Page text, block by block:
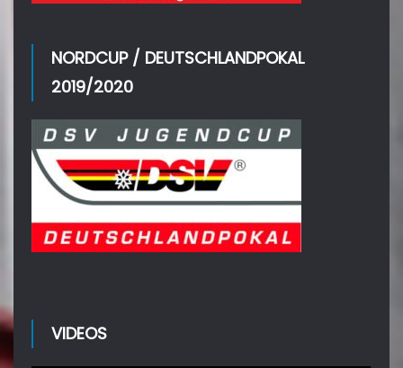
NORDCUP / DEUTSCHLANDPOKAL
2019/2020
VIDEOS